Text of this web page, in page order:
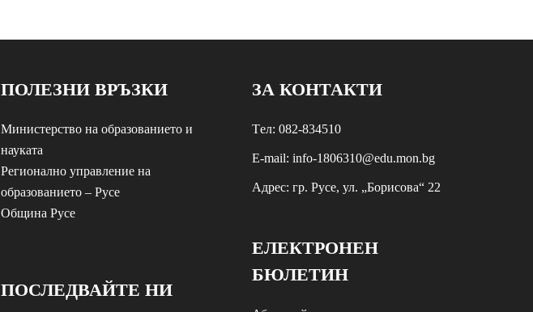
ПОЛЕЗНИ ВРЪЗКИ
Министерство на образованието и
науката
Регионално управление на
образованието – Русе
Община Русе
ПОСЛЕДВАЙТЕ НИ
ЗА КОНТАКТИ
Tел: 082-834510
E-mail: info-1806310@edu.mon.bg
Aдрес: гр. Русе, ул. „Борисова“ 22
ЕЛЕКТРОНЕН
БЮЛЕТИН